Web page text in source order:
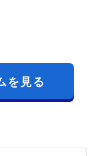
を見る